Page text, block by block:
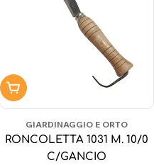
Aggiungi al carrello
GIARDINAGGIO E ORTO
RONCOLETTA 1031 M. 10/0
C/GANCIO